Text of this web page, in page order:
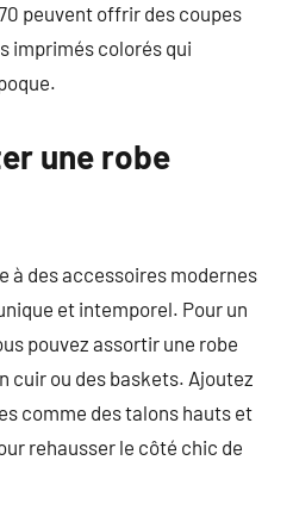
peuvent offrir des coupes
imprimés colorés qui
une robe
à des accessoires modernes
et intemporel. Pour un
pouvez assortir une robe
cuir ou des baskets. Ajoutez
comme des talons hauts et
rehausser le côté chic de